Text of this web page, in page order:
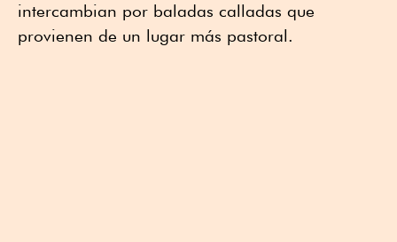
intercambian por baladas calladas que
provienen de un lugar más pastoral.